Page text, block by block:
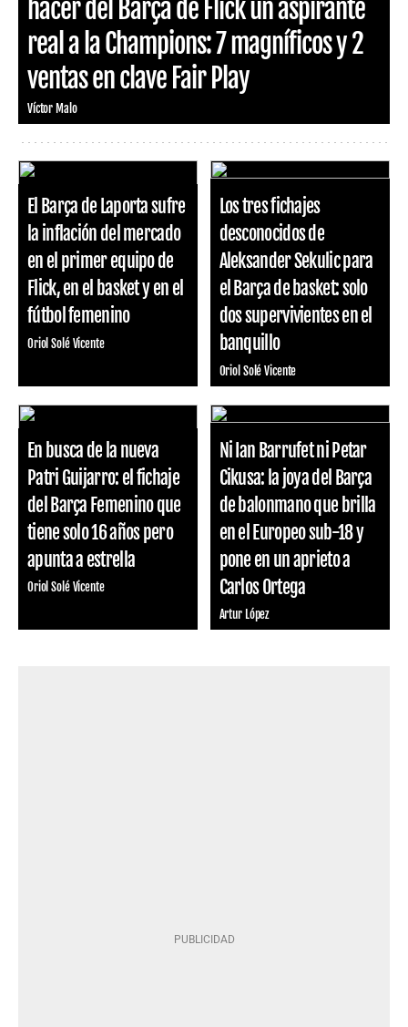
hacer del Barça de Flick un aspirante
real a la Champions: 7 magníficos y 2
ventas en clave Fair Play
Víctor Malo
El Barça de Laporta sufre
la inflación del mercado
en el primer equipo de
Flick, en el basket y en el
fútbol femenino
Oriol Solé Vicente
Los tres fichajes
desconocidos de
Aleksander Sekulic para
el Barça de basket: solo
dos supervivientes en el
banquillo
Oriol Solé Vicente
En busca de la nueva
Patri Guijarro: el fichaje
del Barça Femenino que
tiene solo 16 años pero
apunta a estrella
Oriol Solé Vicente
Ni Ian Barrufet ni Petar
Cikusa: la joya del Barça
de balonmano que brilla
en el Europeo sub-18 y
pone en un aprieto a
Carlos Ortega
Artur López